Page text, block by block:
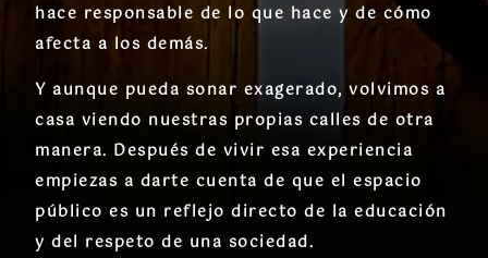
hace responsable de lo que hace y de cómo
afecta a los demás.
Y aunque pueda sonar exagerado, volvimos a
casa viendo nuestras propias calles de otra
manera. Después de vivir esa experiencia
empiezas a darte cuenta de que el espacio
público es un reflejo directo de la educación
y del respeto de una sociedad.